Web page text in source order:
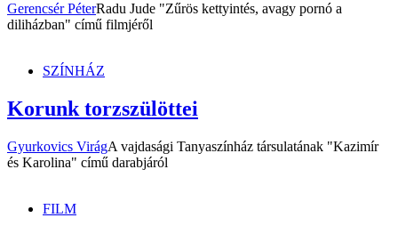
Gerencsér PéterRadu Jude "Zűrös kettyintés, avagy pornó a
diliházban" című filmjéről
SZÍNHÁZ
Korunk torzszülöttei
Gyurkovics VirágA vajdasági Tanyaszínház társulatának "Kazimír
és Karolina" című darabjáról
FILM